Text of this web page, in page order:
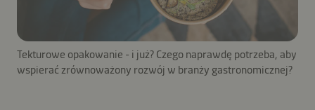
Tekturowe opakowanie - i już? Czego naprawdę potrzeba, aby
wspierać zrównoważony rozwój w branży gastronomicznej?